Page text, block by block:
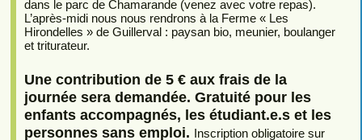
dans le parc de Chamarande (venez avec votre repas).
L’après-midi nous nous rendrons à la Ferme « Les
Hirondelles » de Guillerval : paysan bio, meunier, boulanger
et triturateur.
Une contribution de 5 € aux frais de la
journée sera demandée. Gratuité pour les
enfants accompagnés, les étudiant.e.s et les
personnes sans emploi. Inscription obligatoire sur